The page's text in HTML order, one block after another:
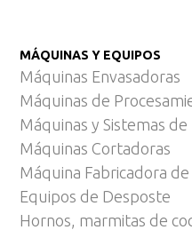
MÁQUINAS Y EQUIPOS
Máquinas Envasadoras
Máquinas de
Máquinas y Sistemas de
Máquinas Cortadoras
Máquina Fabricadora
Equipos de Desposte
Hornos, marmitas de